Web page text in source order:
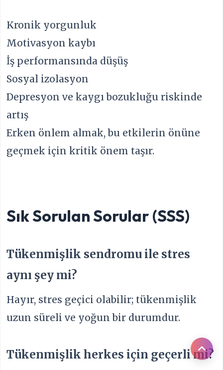
Kronik yorgunluk
Motivasyon kaybı
İş performansında düşüş
Sosyal izolasyon
Depresyon ve kaygı bozukluğu riskinde
artış
Erken önlem almak, bu etkilerin önüne
geçmek için kritik önem taşır.
Sık Sorulan Sorular (SSS)
Tükenmişlik sendromu ile stres
aynı şey mi?
Hayır, stres geçici olabilir; tükenmişlik
uzun süreli ve yoğun bir durumdur.
Tükenmişlik herkes için geçerli mi?